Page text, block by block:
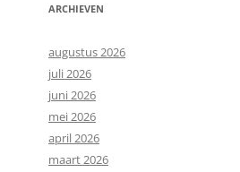
ARCHIEVEN
augustus 2026
juli 2026
juni 2026
mei 2026
april 2026
maart 2026